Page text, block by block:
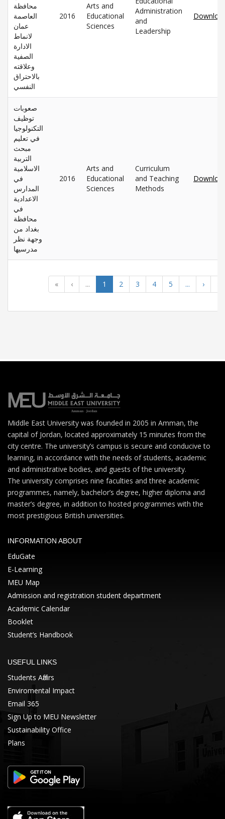
محافظة
العاصمة
عمان
لانماط
الادارة
الصفية
وعلاقته
بالاحتراق
النفسي
2016
Arts and
Educational
Sciences
Administration
and
Leadership
صعوبات
توظيف
التكنولوجيا
في تعليم
مبحث
التربية
الاسلامية
في
المدارس
الاعدادية
في
محافظة
بغداد من
وجهة نظر
مدرسيها
2016
Arts and
Educational
Sciences
Curriculum
and Teaching
Methods
« ‹ ... 1 2 3 4 5 ... ›
Middle East University was founded in 2005 in Amman, the
capital of Jordan, located approximately 15 minutes from the
city centre. The university’s campus is secure and conducive to
learning, in accordance with the needs of students, academic
and administrative bodies, and guests of the university.
The university comprises nine faculties and three academic
programmes, namely, bachelor’s degree, higher diploma and
master’s degree, in addition to hosted programmes with the
most prestigious British universities.
INFORMATION ABOUT
EduGate
E-Learning
MEU Map
Admission and registration student department
Academic Calendar
Booklet
Student’s Handbook
USEFUL LINKS
Students Affairs
Enviromental Impact
Email 365
Sign Up to MEU Newsletter
Sustainability Office
Plans